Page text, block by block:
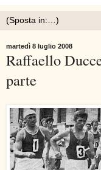
martedì 8 luglio 2008
Raffaello
parte